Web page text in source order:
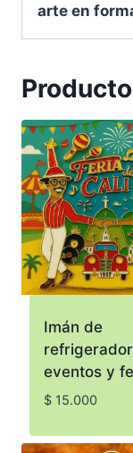
arte en
Imán de
refrigerador
eventos y
$15.000